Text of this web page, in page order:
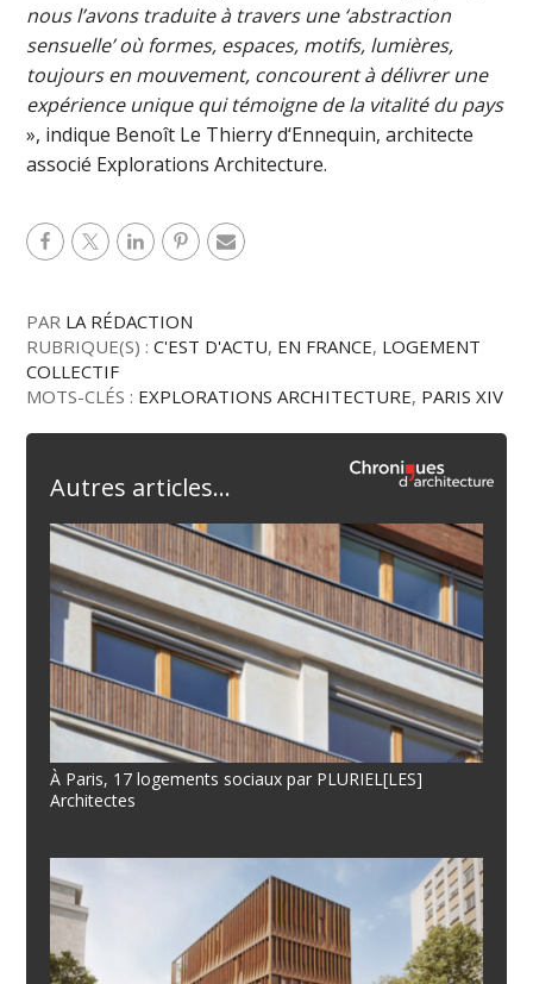
nous l’avons traduite à travers une ‘abstraction
sensuelle’ où formes, espaces, motifs, lumières,
toujours en mouvement, concourent à délivrer une
expérience unique qui témoigne de la vitalité du pays
», indique Benoît Le Thierry d‘Ennequin, architecte
associé Explorations Architecture.
PAR LA RÉDACTION
RUBRIQUE(S) :C'EST D'ACTU, EN FRANCE, LOGEMENT
COLLECTIF
MOTS-CLÉS : EXPLORATIONS ARCHITECTURE, PARIS XIV
Autres articles...
À Paris, 17 logements sociaux par PLURIEL[LES]
Architectes